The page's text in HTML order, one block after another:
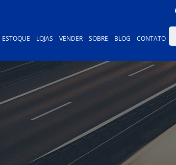
ESTOQUE LOJAS VENDER SOBRE BLOG CONTATO